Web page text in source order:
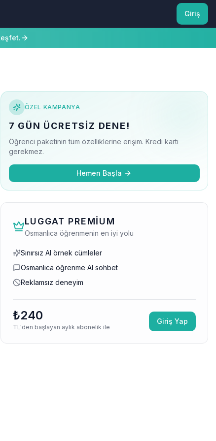
Giriş
ÖZEL KAMPANYA
7 GÜN ÜCRETSIZ DENE!
Öğrenci paketinin tüm özelliklerine erişim. Kredi kartı
gerekmez.
Hemen Başla
LUGGAT PREMIUM
Osmanlıca öğrenmenin en iyi yolu
Sınırsız AI örnek cümleler
Osmanlıca öğrenme AI sohbet
Reklamsız deneyim
₺240
TL'den başlayan aylık abonelik ile
Giriş Yap